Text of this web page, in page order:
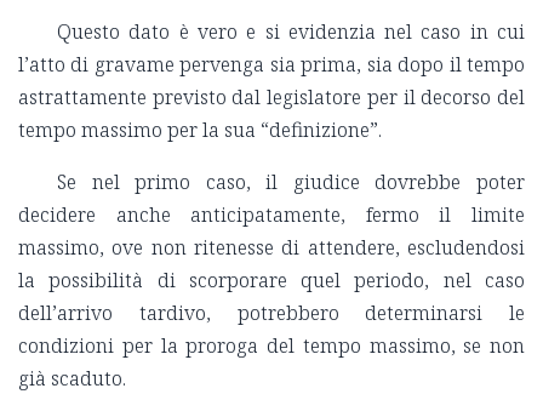
Questo dato è vero e si evidenzia nel caso in cui
l’atto di gravame pervenga sia prima, sia dopo il tempo
astrattamente previsto dal legislatore per il decorso del
tempo massimo per la sua “definizione”.
Se nel primo caso, il giudice dovrebbe poter
decidere anche anticipatamente, fermo il limite
massimo, ove non ritenesse di attendere, escludendosi
la possibilità di scorporare quel periodo, nel caso
dell’arrivo tardivo, potrebbero determinarsi le
condizioni per la proroga del tempo massimo, se non
già scaduto.